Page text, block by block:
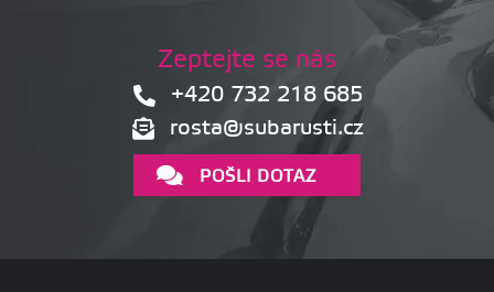
Zeptejte se nás
+420 732 218 685
rosta@subarusti.cz
POŠLI DOTAZ